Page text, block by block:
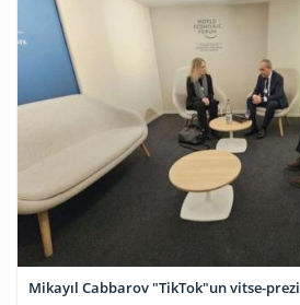
Mikayıl Cabbarov "TikTok"un vitse-